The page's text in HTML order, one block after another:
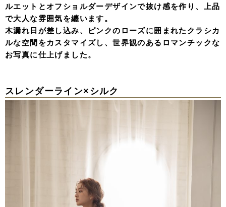
ルエットとオフショルダーデザインで抜け感を作り、上品
で大人な雰囲気を纏います。
木漏れ日が差し込み、ピンクのローズに囲まれたクラシカ
ルな空間をカスタマイズし、世界観のあるロマンチックな
お写真に仕上げました。
スレンダーライン×シルク